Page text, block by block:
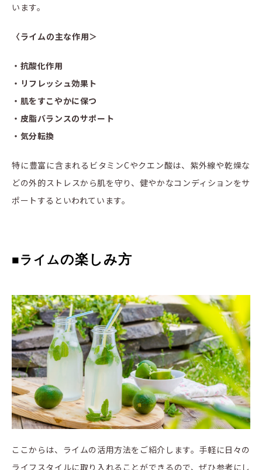
います。
〈ライムの主な作用＞
・抗酸化作用
・リフレッシュ効果ト
・肌をすこやかに保つ
・皮脂バランスのサポート
・気分転換
特に豊富に含まれるビタミンCやクエン酸は、紫外線や乾燥な
どの外的ストレスから肌を守り、健やかなコンディションをサ
ポートするといわれています。
■ライムの楽しみ方
ここからは、ライムの活用方法をご紹介します。手軽に日々の
ライフスタイルに取り入れることができるので、ぜひ参考にし